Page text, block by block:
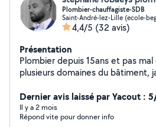
Plombier-chauffagiste-SDB
Saint-André-lez-Lille (ecole-
4,4/5 (32 avis)
Présentation
Plombier depuis 15ans et pas mal
plusieurs domaines du bâtiment, jai commencé ma
ai travaillé pour la société kbane en tant que plombier .
Je peint aussi au pistolet . Je suis artisan
chauffagiste et je rénove des
Dernier avis laissé par Yacout :
Il y a 2 mois
Répond vite pour donner info